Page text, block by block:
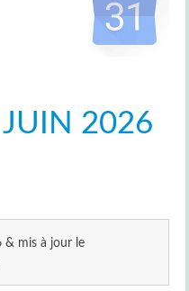
2026
mis à jour le